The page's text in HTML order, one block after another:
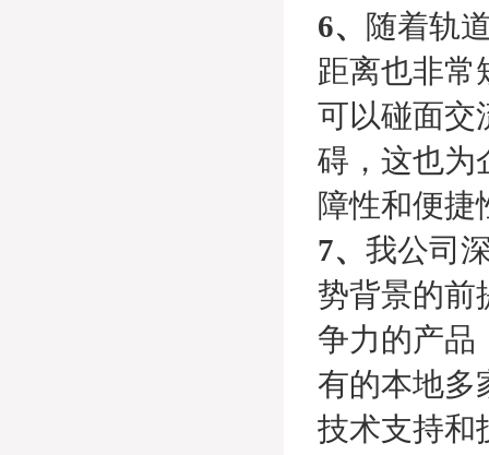
6、 随着轨
距离也非常
可以碰面交
碍，这也为
障性和便捷
7、 我公司
势背景的前
争力的产品
有的本地多
技术支持和